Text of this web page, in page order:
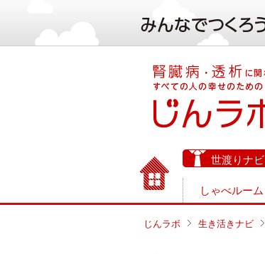
世渡りナビ
しゃべルーム
じんラボ 生き活きナビ